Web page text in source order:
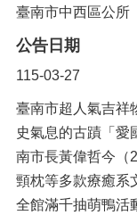
臺南市中西區公所
公告日期
115-03-27
臺南市超人氣吉祥
史氣息的古蹟「愛
南市長黃偉哲今（
頸枕等多款療癒系
全館滿千抽萌鴨活